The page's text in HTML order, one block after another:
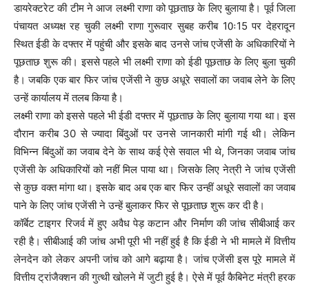
डायरेक्टरेट की टीम ने आज लक्ष्मी राणा को पूछताछ के लिए बुलाया है। पूर्व जिला
पंचायत अध्यक्ष रह चुकी लक्ष्मी राणा गुरूवार सुबह करीब 10ः15 पर देहरादून
स्थित ईडी के दफ्तर में पहुंची और इसके बाद उनसे जांच एजेंसी के अधिकारियों ने
पूछताछ शुरू की। इससे पहले भी लक्ष्मी राणा को ईडी पूछताछ के लिए बुला चुकी
है। जबकि एक बार फिर जांच एजेंसी ने कुछ अधूरे सवालों का जवाब लेने के लिए
उन्हें कार्यालय में तलब किया है।
लक्ष्मी राणा को इससे पहले भी ईडी दफ्तर में पूछताछ के लिए बुलाया गया था। इस
दौरान करीब 30 से ज्यादा बिंदुओं पर उनसे जानकारी मांगी गई थी। लेकिन
विभिन्न बिंदुओं का जवाब देने के साथ कई ऐसे सवाल भी थे, जिनका जवाब जांच
एजेंसी के अधिकारियों को नहीं मिल पाया था। जिसके लिए नेत्री ने जांच एजेंसी
से कुछ वक्त मांगा था। इसके बाद अब एक बार फिर उन्हीं अधूरे सवालों का जवाब
पाने के लिए जांच एजेंसी ने उन्हें बुलाकर फिर से पूछताछ शुरू कर दी है।
कॉर्बेट टाइगर रिजर्व में हुए अवैध पेड़ कटान और निर्माण की जांच सीबीआई कर
रही है। सीबीआई की जांच अभी पूरी भी नहीं हुई है कि ईडी ने भी मामले में वित्तीय
लेनदेन को लेकर अपनी जांच को आगे बढ़ाया है। जांच एजेंसी इस पूरे मामले में
वित्तीय ट्रांजैक्शन की गुत्थी खोलने में जुटी हुई है। ऐसे में पूर्व कैबिनेट मंत्री हरक